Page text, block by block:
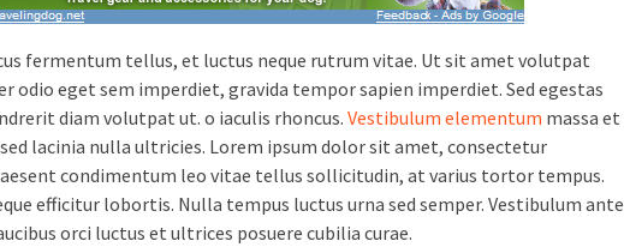
fermentum tellus, et luctus neque rutrum vitae. Ut sit amet volutpat
odio eget sem imperdiet, gravida tempor sapien imperdiet. Sed egestas
diam volutpat ut. o iaculis rhoncus.Vestibulum elementum massa et
lacinia nulla ultricies. Lorem ipsum dolor sit amet, consectetur
condimentum leo vitae tellus sollicitudin, at varius tortor tempus.
efficitur lobortis. Nulla tempus luctus urna sed semper. Vestibulum ante
orci luctus et ultrices posuere cubilia curae.